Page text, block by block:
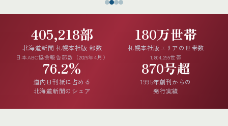
405,218部
北海道新聞 札幌本社版 部数
日本ABC協会報告部数（2026年4月）
180万世帯
札幌本社版エリアの世帯数
1,804,299世帯
76.2%
道内日刊紙に占める
北海道新聞のシェア
870号超
1995年創刊からの
発行実績